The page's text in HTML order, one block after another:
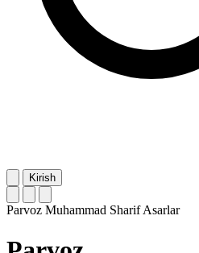
Kirish
Parvoz Muhammad SharifAsarlar